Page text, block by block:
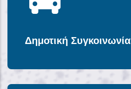
Δημοτική Συγκοινωνία